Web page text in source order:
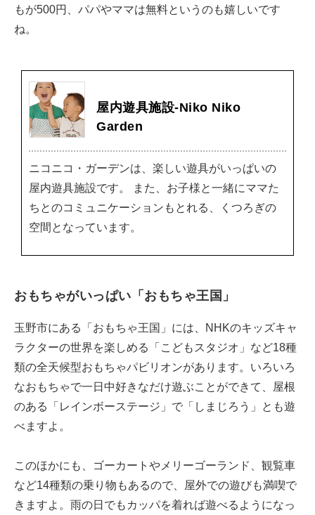
もが500円、パパやママは無料というのも嬉しいです
ね。
屋内遊具施設-Niko Niko
Garden
ニコニコ・ガーデンは、楽しい遊具がいっぱいの
屋内遊具施設です。 また、お子様と一緒にママた
ちとのコミュニケーションもとれる、くつろぎの
空間となっています。
おもちゃがいっぱい「おもちゃ王国」
玉野市にある「おもちゃ王国」には、NHKのキッズキャ
ラクターの世界を楽しめる「こどもスタジオ」など18種
類の全天候型おもちゃパビリオンがあります。いろいろ
なおもちゃで一日中好きなだけ遊ぶことができて、屋根
のある「レインボーステージ」で「しまじろう」とも遊
べますよ。
このほかにも、ゴーカートやメリーゴーランド、観覧車
など14種類の乗り物もあるので、屋外での遊びも満喫で
きますよ。雨の日でもカッパを着れば遊べるようになっ